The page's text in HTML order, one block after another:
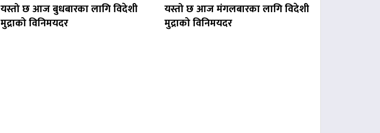
यस्तो छ आज बुधबारका लागि विदेशी
मुद्राको विनिमयदर
यस्तो छ आज मंगलबारका लागि विदेशी
मुद्राको विनिमयदर